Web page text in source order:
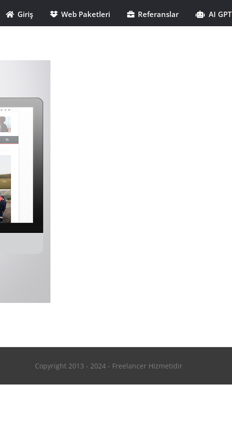
Giriş Web Paketleri Referanslar AI GPT
Copyright 2013 - 2024 - Freelancer Hizmetidir